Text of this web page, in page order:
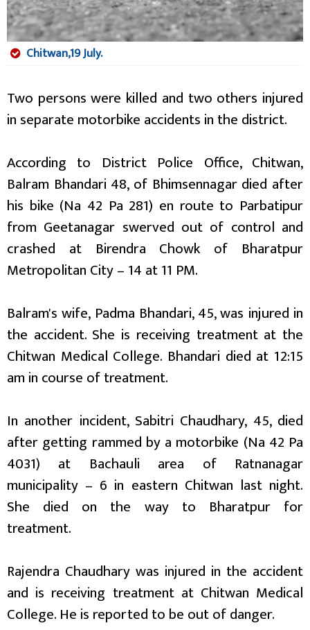
Chitwan,19 July.
Two persons were killed and two others injured
in separate motorbike accidents in the district.
According to District Police Office, Chitwan,
Balram Bhandari 48, of Bhimsennagar died after
his bike (Na 42 Pa 281) en route to Parbatipur
from Geetanagar swerved out of control and
crashed at Birendra Chowk of Bharatpur
Metropolitan City – 14 at 11 PM.
Balram's wife, Padma Bhandari, 45, was injured in
the accident. She is receiving treatment at the
Chitwan Medical College. Bhandari died at 12:15
am in course of treatment.
In another incident, Sabitri Chaudhary, 45, died
after getting rammed by a motorbike (Na 42 Pa
4031) at Bachauli area of Ratnanagar
municipality – 6 in eastern Chitwan last night.
She died on the way to Bharatpur for
treatment.
Rajendra Chaudhary was injured in the accident
and is receiving treatment at Chitwan Medical
College. He is reported to be out of danger.